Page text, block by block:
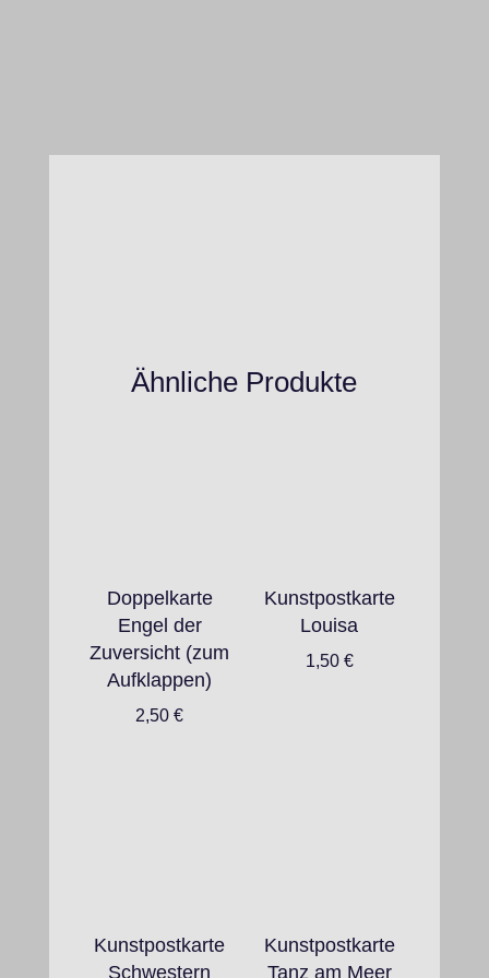
Ähnliche Produkte
Doppelkarte
Engel der
Zuversicht (zum
Aufklappen)
2,50€
Kunstpostkarte
Louisa
1,50 €
Kunstpostkarte
Schwestern
Kunstpostkarte
Tanz am Meer